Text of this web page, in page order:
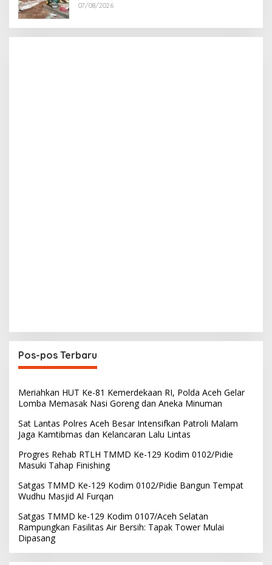
07/08/2026
Pos-pos Terbaru
Meriahkan HUT Ke-81 Kemerdekaan RI, Polda Aceh Gelar
Lomba Memasak Nasi Goreng dan Aneka Minuman
Sat Lantas Polres Aceh Besar Intensifkan Patroli Malam
Jaga Kamtibmas dan Kelancaran Lalu Lintas
Progres Rehab RTLH TMMD Ke-129 Kodim 0102/Pidie
Masuki Tahap Finishing
Satgas TMMD Ke-129 Kodim 0102/Pidie Bangun Tempat
Wudhu Masjid Al Furqan
Satgas TMMD ke-129 Kodim 0107/Aceh Selatan
Rampungkan Fasilitas Air Bersih: Tapak Tower Mulai
Dipasang